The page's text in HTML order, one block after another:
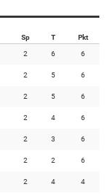
Sp T Pkt
2 6 6
2 5 6
2 5 6
2 4 6
2 3 6
2 2 6
2 4 4